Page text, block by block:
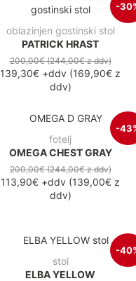
-
oblazinjen gostinski stol
PATRICK HRAST
200,00€(244,00€z ddv)
139,30€ +ddv (169,90€ z
ddv)
-
fotelj
OMEGA CHEST GRAY
200,00€(244,00€z ddv)
113,90€ +ddv (139,00€ z
ddv)
-
stol
ELBA YELLOW